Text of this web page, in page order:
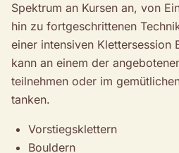
Spektrum an Kursen an, von
hin zu fortgeschrittenen
einer intensiven Klettersession
kann an einem der
teilnehmen oder im
tanken.
Vorstiegsklettern
Bouldern